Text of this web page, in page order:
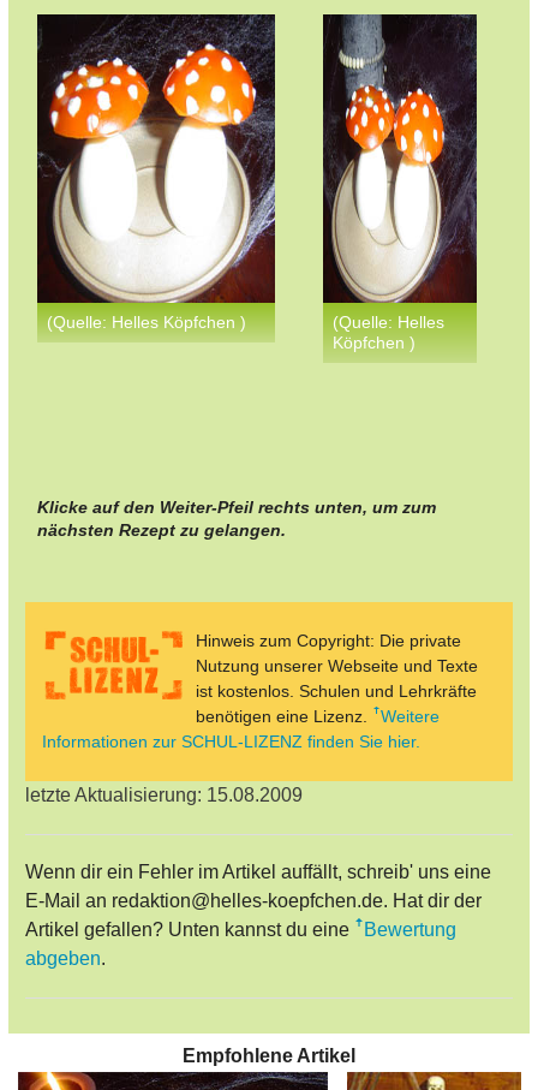
(Quelle: Helles Köpfchen )
(Quelle: Helles
Köpfchen )
Klicke auf den Weiter-Pfeil rechts unten, um zum
nächsten Rezept zu gelangen.
Hinweis zum Copyright: Die private
Nutzung unserer Webseite und Texte
ist kostenlos. Schulen und Lehrkräfte
benötigen eine Lizenz.
Weitere
Informationen zur SCHUL-LIZENZ finden Sie hier.
letzte Aktualisierung: 15.08.2009
Wenn dir ein Fehler im Artikel auffällt, schreib' uns eine
E-Mail an redaktion@helles-koepfchen.de. Hat dir der
Artikel gefallen? Unten kannst du eine
Bewertung
abgeben.
Empfohlene Artikel